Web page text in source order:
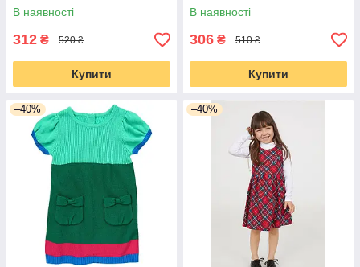
В наявності
312 ₴ 520 ₴
Купити
В наявності
306 ₴ 510 ₴
Купити
–40% –40%